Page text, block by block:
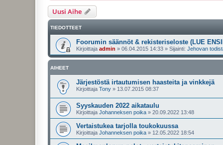
Uusi Aihe
TIEDOTTEET
Foorumin säännöt & rekisteriseloste (LUE
Kirjoittaja admin » 06.04.2015 14:33 » Sijainti: Jehovan
AIHEET
Järjestöstä irtautumisen haasteita ja vinkkejä
Kirjoittaja Tony » 13.07.2015 08:37
Syyskauden 2022 aikataulu
Kirjoittaja Johanneksen poika » 20.09.2022 13:48
Vertaistukea tarjolla toukokuussa
Kirjoittaja Johanneksen poika » 12.05.2022 18:54